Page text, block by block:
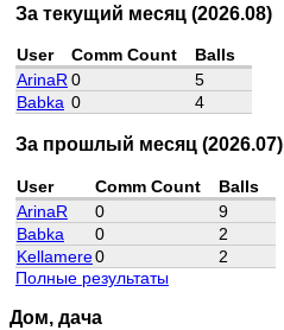
За текущий месяц (2026.08)
User Comm Count
Balls
ArinaR 0
5
Babka 0 4
За прошлый месяц (2026.07)
User Comm Count
Balls
ArinaR
0
9
Babka
0
2
Kellamere0
2
Полные результаты
Дом, дача